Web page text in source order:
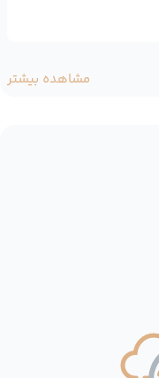
مشاهده بیشتر